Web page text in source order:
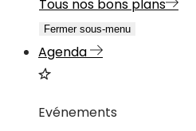
Tous nos bons plans
Fermer sous-menu
Agenda
Evénements